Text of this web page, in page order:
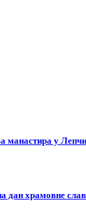
манастира у
дан храмовне